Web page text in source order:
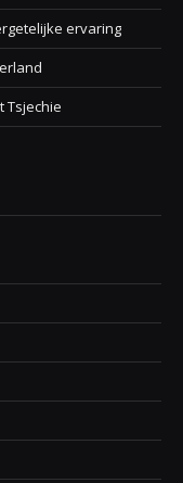
ervaring
Tsjechie